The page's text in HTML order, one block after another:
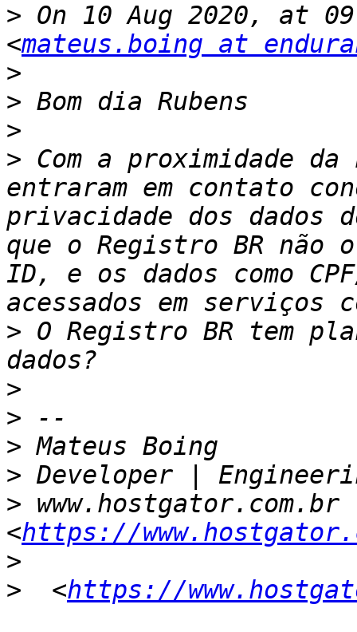
> On 10 Aug 2020, at
<mateus.boing at
>
>
>
> Com a proximidade
entraram em contato
privacidade dos
que o Registro BR não
ID, e os dados como
> O Registro BR tem
>
>
>
>
> www.hostgator.com.br
<https://
>
>
  <
https://